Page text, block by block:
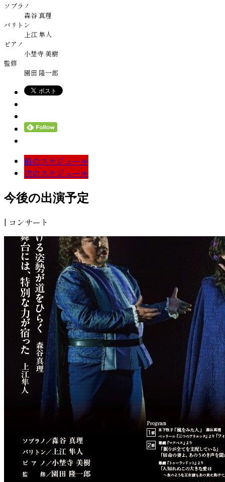
ソプラノ
森谷 真理
バリトン
上江 隼人
ピアノ
小埜寺 美樹
監修
園田 隆一郎
前のスケジュール
次のスケジュール
今後の出演予定
| コンサート